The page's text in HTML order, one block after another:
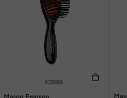
Mason Pearson